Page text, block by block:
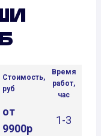
Стоимость,
руб
Время
работ,
час
от
9900р
1-3